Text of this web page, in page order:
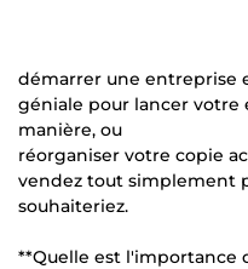
démarrer une entreprise
géniale pour lancer votre
manière, ou
réorganiser votre copie
vendez tout simplement
souhaiteriez.
**Quelle est l'importance